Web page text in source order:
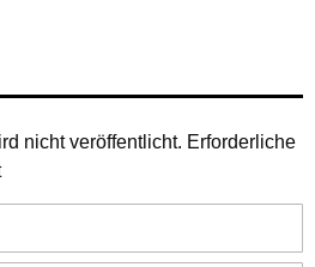
nicht veröffentlicht. Erforderliche